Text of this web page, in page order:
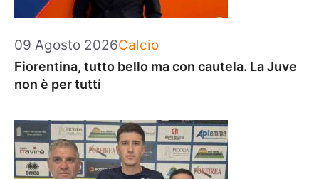
09 Agosto 2026Categorie
Calcio
Fiorentina, tutto bello ma con cautela. La Juve
non è per tutti